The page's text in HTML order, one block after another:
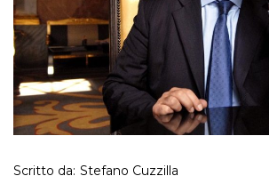
Scritto da: Stefano Cuzzilla